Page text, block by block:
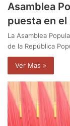
Asamblea
puesta en el
La Asamblea
de la República
Ver Mas »